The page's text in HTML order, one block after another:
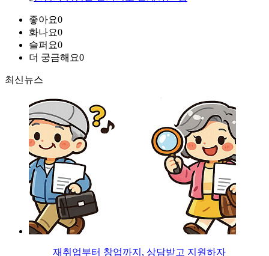
좋아요0
화나요0
슬퍼요0
더 궁금해요0
최신뉴스
재취업부터 창업까지, 상담받고 지원하자